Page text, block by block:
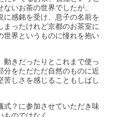
いお茶の世界でしたが、
に感銘を受け、息子の名前を
ったけれど京都のお茶室に
世界というものに憧れを抱い
きだったりとこれまで使っ
分をただただ自然のものに近
しさを感じることもしばし
式？に参加させていただき味
ものではなく